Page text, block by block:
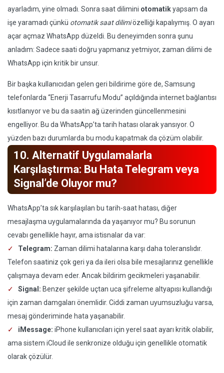
ayarladım, yine olmadı. Sonra saat dilimini otomatikyapsam da
işe yaramadı çünkü otomatik saat dilimiözelliği kapalıymış. O ayarı
açar açmaz WhatsApp düzeldi. Bu deneyimden sonra şunu
anladım: Sadece saati doğru yapmanız yetmiyor, zaman dilimi de
WhatsApp için kritik bir unsur.
Bir başka kullanıcıdan gelen geri bildirime göre de, Samsung
telefonlarda “Enerji Tasarrufu Modu” açıldığında internet bağlantısı
kısıtlanıyor ve bu da saatin ağ üzerinden güncellenmesini
engelliyor. Bu da WhatsApp’ta tarih hatası olarak yansıyor. O
yüzden bazı durumlarda bu modu kapatmak da çözüm olabilir.
10. Alternatif Uygulamalarla
Karşılaştırma: Bu Hata Telegram veya
Signal’de Oluyor mu?
WhatsApp’ta sık karşılaşılan bu tarih-saat hatası, diğer
mesajlaşma uygulamalarında da yaşanıyor mu? Bu sorunun
cevabı genellikle hayır, ama istisnalar da var:
Telegram: Zaman dilimi hatalarına karşı daha toleranslıdır.
Telefon saatiniz çok geri ya da ileri olsa bile mesajlarınız genellikle
çalışmaya devam eder. Ancak bildirim gecikmeleri yaşanabilir.
Signal: Benzer şekilde uçtan uca şifreleme altyapısı kullandığı
için zaman damgaları önemlidir. Ciddi zaman uyumsuzluğu varsa,
mesaj gönderiminde hata yaşanabilir.
iMessage: iPhone kullanıcıları için yerel saat ayarı kritik olabilir,
ama sistem iCloud ile senkronize olduğu için genellikle otomatik
olarak çözülür.